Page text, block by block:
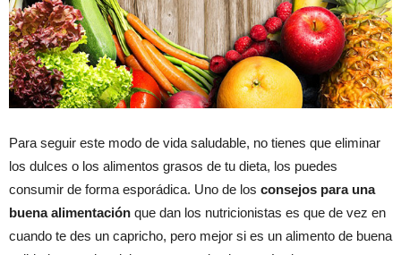
Para seguir este modo de vida saludable, no tienes que eliminar
los dulces o los alimentos grasos de tu dieta, los puedes
consumir de forma esporádica. Uno de los consejos para una
buena alimentación que dan los nutricionistas es que de vez en
cuando te des un capricho, pero mejor si es un alimento de buena